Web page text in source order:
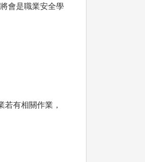
會是職業安全學
有相關作業，